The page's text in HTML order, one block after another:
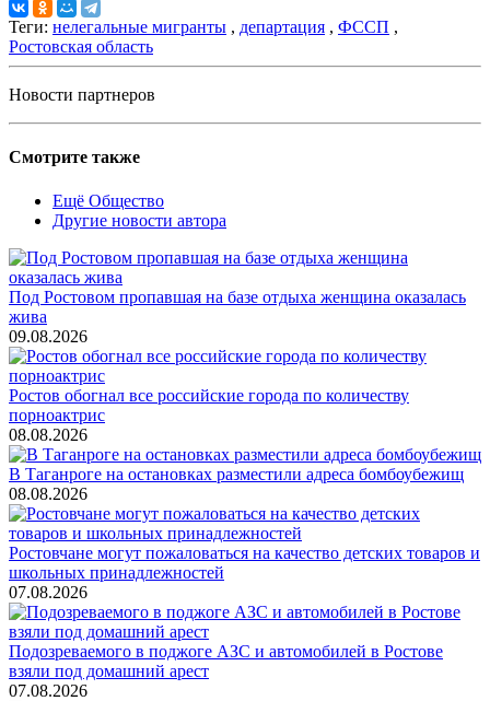
Теги: нелегальные мигранты , департация , ФССП ,
Ростовская область
Новости партнеров
Смотрите также
Ещё Общество
Другие новости автора
Под Ростовом пропавшая на базе отдыха женщина оказалась
жива
09.08.2026
Ростов обогнал все российские города по количеству
порноактрис
08.08.2026
В Таганроге на остановках разместили адреса бомбоубежищ
08.08.2026
Ростовчане могут пожаловаться на качество детских товаров и
школьных принадлежностей
07.08.2026
Подозреваемого в поджоге АЗС и автомобилей в Ростове
взяли под домашний арест
07.08.2026